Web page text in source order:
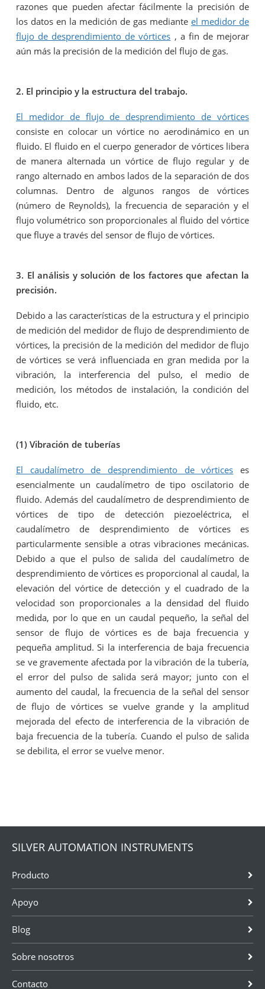
razones que pueden afectar fácilmente la precisión de
los datos en la medición de gas mediante el medidor de
flujo de desprendimiento de vórtices , a fin de mejorar
aún más la precisión de la medición del flujo de gas.
2. El principio y la estructura del trabajo.
El medidor de flujo de desprendimiento de vórtices
consiste en colocar un vórtice no aerodinámico en un
fluido. El fluido en el cuerpo generador de vórtices libera
de manera alternada un vórtice de flujo regular y de
rango alternado en ambos lados de la separación de dos
columnas. Dentro de algunos rangos de vórtices
(número de Reynolds), la frecuencia de separación y el
flujo volumétrico son proporcionales al fluido del vórtice
que fluye a través del sensor de flujo de vórtices.
3. El análisis y solución de los factores que afectan la
precisión.
Debido a las características de la estructura y el principio
de medición del medidor de flujo de desprendimiento de
vórtices, la precisión de la medición del medidor de flujo
de vórtices se verá influenciada en gran medida por la
vibración, la interferencia del pulso, el medio de
medición, los métodos de instalación, la condición del
fluido, etc.
(1) Vibración de tuberías
El caudalímetro de desprendimiento de vórtices es
esencialmente un caudalímetro de tipo oscilatorio de
fluido. Además del caudalímetro de desprendimiento de
vórtices de tipo de detección piezoeléctrica, el
caudalímetro de desprendimiento de vórtices es
particularmente sensible a otras vibraciones mecánicas.
Debido a que el pulso de salida del caudalímetro de
desprendimiento de vórtices es proporcional al caudal, la
elevación del vórtice de detección y el cuadrado de la
velocidad son proporcionales a la densidad del fluido
medida, por lo que en un caudal pequeño, la señal del
sensor de flujo de vórtices es de baja frecuencia y
pequeña amplitud. Si la interferencia de baja frecuencia
se ve gravemente afectada por la vibración de la tubería,
el error del pulso de salida será mayor; junto con el
aumento del caudal, la frecuencia de la señal del sensor
de flujo de vórtices se vuelve grande y la amplitud
mejorada del efecto de interferencia de la vibración de
baja frecuencia de la tubería. Cuando el pulso de salida
se debilita, el error se vuelve menor.
SILVER AUTOMATION INSTRUMENTS
Producto
Apoyo
Blog
Sobre nosotros
Contacto